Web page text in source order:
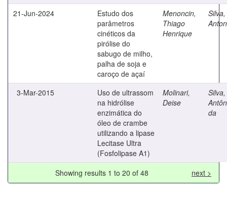
21-Jun-2024
Estudo dos
parâmetros
cinéticos da
pirólise do
sabugo de milho,
palha de soja e
caroço de açaí
Menoncin,
Thiago
Henrique
3-Mar-2015
Uso de ultrassom
na hidrólise
enzimática do
óleo de crambe
utilizando a lipase
Lecitase Ultra
(Fosfolipase A1)
Molinari,
Deise
da
Showing results 1 to 20 of 48 next >